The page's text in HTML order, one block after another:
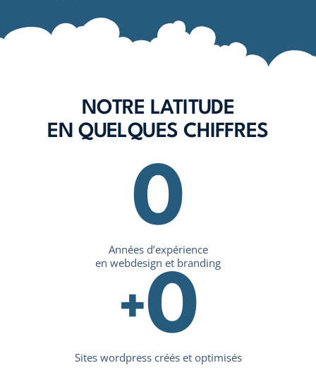
NOTRE LATITUDE
EN QUELQUES CHIFFRES
Années d’expérience
en webdesign et branding
0
Sites wordpress créés et optimisés
+0